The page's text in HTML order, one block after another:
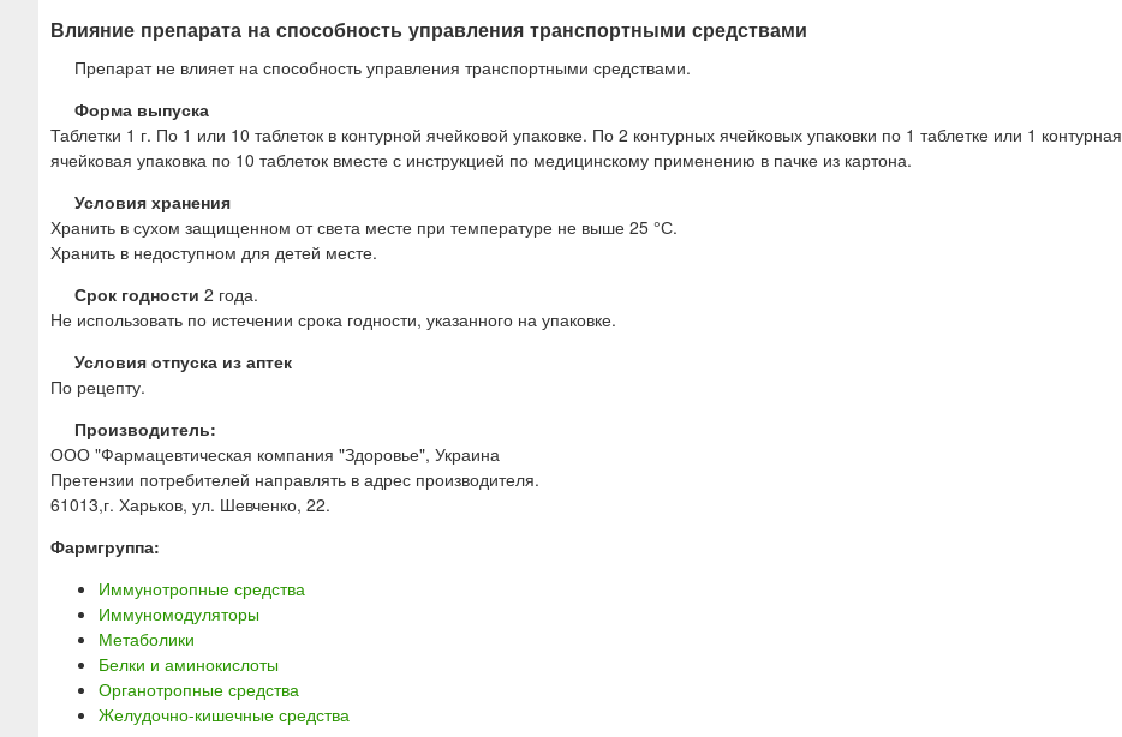
Влияние препарата на способность управления транспортными средствами
Препарат не влияет на способность управления транспортными средствами.
Форма выпуска
Таблетки 1 г. По 1 или 10 таблеток в контурной ячейковой упаковке. По 2 контурных ячейковых упаковки по 1 таблетке или 1 контурная
ячейковая упаковка по 10 таблеток вместе с инструкцией по медицинскому применению в пачке из картона.
Условия хранения
Хранить в сухом защищенном от света месте при температуре не выше 25 °С.
Хранить в недоступном для детей месте.
Срок годности 2 года.
Не использовать по истечении срока годности, указанного на упаковке.
Условия отпуска из аптек
По рецепту.
Производитель:
ООО "Фармацевтическая компания "Здоровье", Украина
Претензии потребителей направлять в адрес производителя.
61013,г. Харьков, ул. Шевченко, 22.
Фармгруппа:
Иммунотропные средства
Иммуномодуляторы
Метаболики
Белки и аминокислоты
Органотропные средства
Желудочно-кишечные средства